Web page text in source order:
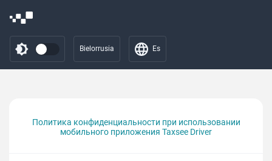
Bielorrusia Es
Политика конфиденциальности при использовании
мобильного приложения Taxsee Driver